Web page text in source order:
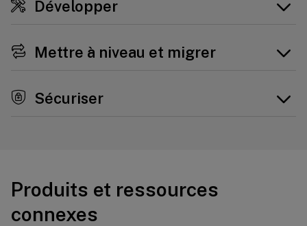
Développer
Mettre à niveau et migrer
Sécuriser
Produits et ressources
connexes